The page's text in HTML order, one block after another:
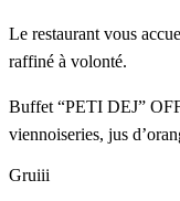
Le restaurant vous
raffiné à volonté.
Buffet “PETI DEJ”
viennoiseries, jus
Gruiii